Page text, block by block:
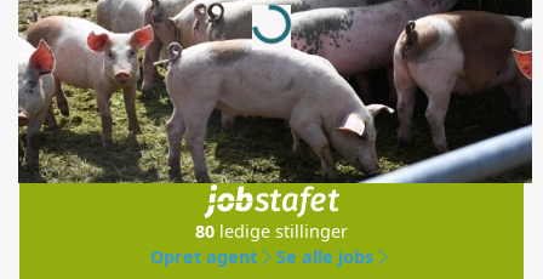
Loading...
Jobs
i samarbejde med
80 ledige stillinger
Opret agent
Se alle jobs